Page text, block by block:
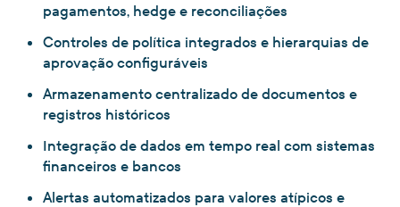
pagamentos, hedge e reconciliações
Controles de política integrados e hierarquias de
aprovação configuráveis
Armazenamento centralizado de documentos e
registros históricos
Integração de dados em tempo real com sistemas
financeiros e bancos
Alertas automatizados para valores atípicos e